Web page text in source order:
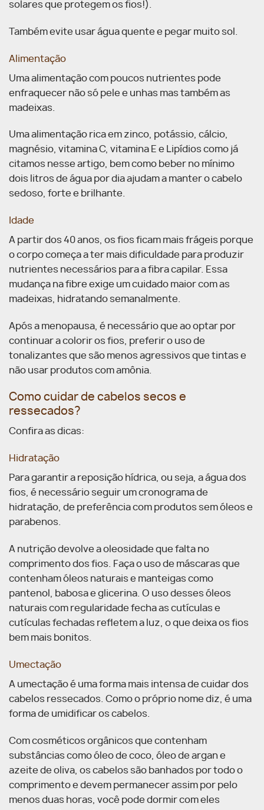
solares que protegem os fios!).
Também evite usar água quente e pegar muito sol.
Alimentação
Uma alimentação com poucos nutrientes pode
enfraquecer não só pele e unhas mas também as
madeixas.
Uma alimentação rica em zinco, potássio, cálcio,
magnésio, vitamina C, vitamina E e Lipídios como já
citamos nesse artigo, bem como beber no mínimo
dois litros de água por dia ajudam a manter o cabelo
sedoso, forte e brilhante.
Idade
A partir dos 40 anos, os fios ficam mais frágeis porque
o corpo começa a ter mais dificuldade para produzir
nutrientes necessários para a fibra capilar. Essa
mudança na fibre exige um cuidado maior com as
madeixas, hidratando semanalmente.
Após a menopausa, é necessário que ao optar por
continuar a colorir os fios, preferir o uso de
tonalizantes que são menos agressivos que tintas e
não usar produtos com amônia.
Como cuidar de cabelos secos e
ressecados?
Confira as dicas:
Hidratação
Para garantir a reposição hídrica, ou seja, a água dos
fios, é necessário seguir um cronograma de
hidratação, de preferência com produtos sem óleos e
parabenos.
A nutrição devolve a oleosidade que falta no
comprimento dos fios. Faça o uso de máscaras que
contenham óleos naturais e manteigas como
pantenol, babosa e glicerina. O uso desses óleos
naturais com regularidade fecha as cutículas e
cutículas fechadas refletem a luz, o que deixa os fios
bem mais bonitos.
Umectação
A umectação é uma forma mais intensa de cuidar dos
cabelos ressecados. Como o próprio nome diz, é uma
forma de umidificar os cabelos.
Com cosméticos orgânicos que contenham
substâncias como óleo de coco, óleo de argan e
azeite de oliva, os cabelos são banhados por todo o
comprimento e devem permanecer assim por pelo
menos duas horas, você pode dormir com eles